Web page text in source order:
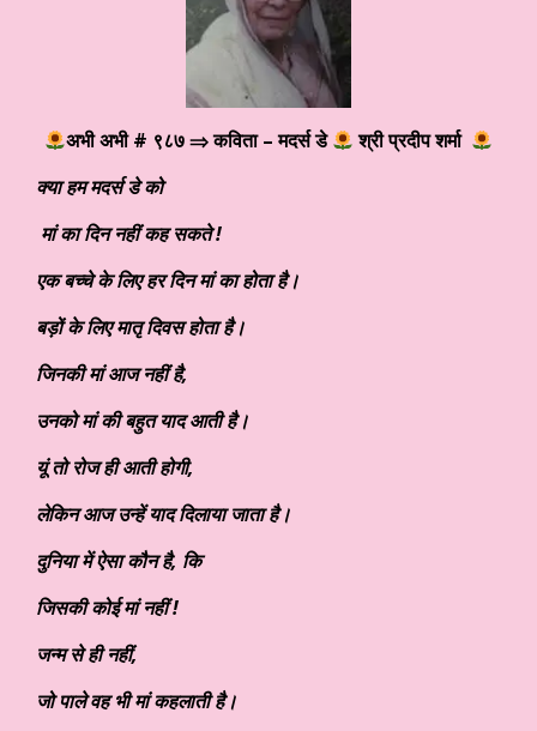
अभी अभी # ९८७⇒ कविता – मदर्स डे
श्री प्रदीप शर्मा
क्या हम मदर्स डे को
मां का दिन नहीं कह सकते !
एक बच्चे के लिए हर दिन मां का होता है।
बड़ों के लिए मातृ दिवस होता है।
जिनकी मां आज नहीं है,
उनको मां की बहुत याद आती है।
यूं तो रोज ही आती होगी,
लेकिन आज उन्हें याद दिलाया जाता है।
दुनिया में ऐसा कौन है, कि
जिसकी कोई मां नहीं !
जन्म से ही नहीं,
जो पाले वह भी मां कहलाती है।